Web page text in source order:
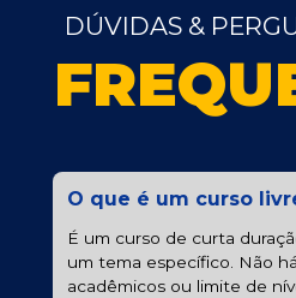
DÚVIDAS &
O que é um curso
É um curso de curta
um tema específico. Não
acadêmicos ou limite de